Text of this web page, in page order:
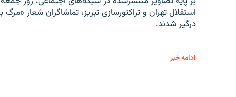
استقلال تهران و تراکتورسازی تبریز، تماشاگران شعار «مرگ
درگیر شدند.
ادامه خبر